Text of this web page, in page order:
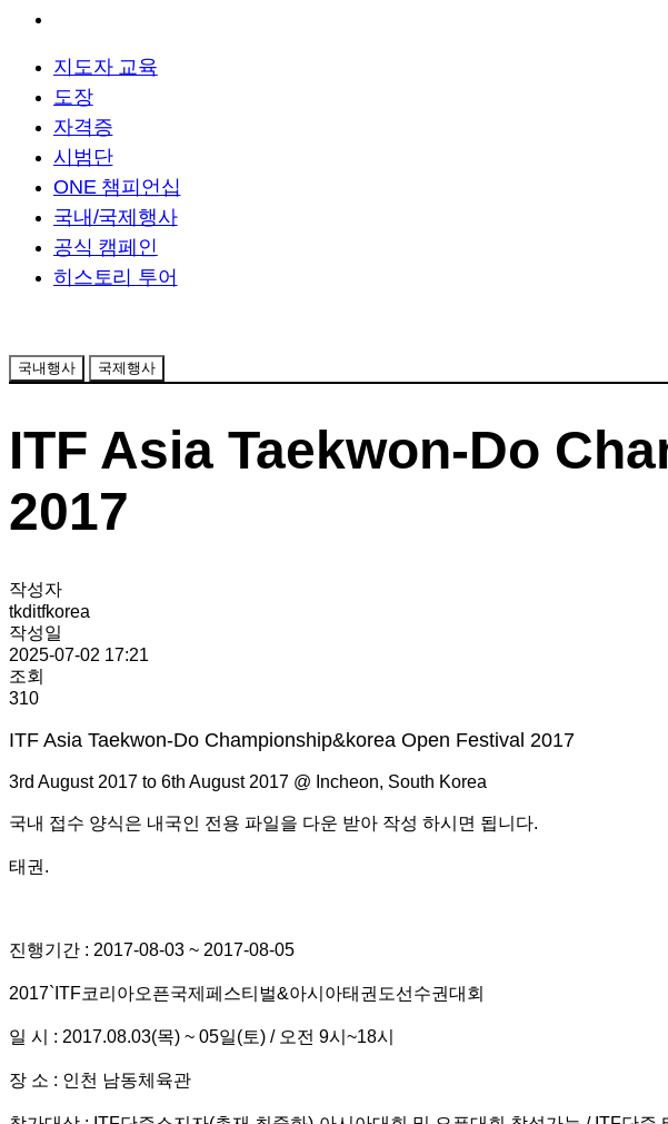
지도자 교육
도장
자격증
시범단
ONE 챔피언십
국내/국제행사
공식 캠페인
히스토리 투어
국내행사 국제행사
ITF Asia Taekwon-Do
2017
작성자
tkditfkorea
작성일
2025-07-02 17:21
조회
310
ITF Asia Taekwon-Do Championship&korea Open Festival 2017
3rd August 2017 to 6th August 2017 @ Incheon, South Korea​
국내 접수 양식은 내국인 전용 파일을 다운 받아 작성 하시면 됩니다.
태권.
진행기간 : 2017-08-03 ~ 2017-08-05
2017`ITF코리아오픈국제페스티벌&아시아태권도선수권대회
일 시 : 2017.08.03(목) ~ 05일(토) / 오전 9시~18시
장 소 : 인천 남동체육관